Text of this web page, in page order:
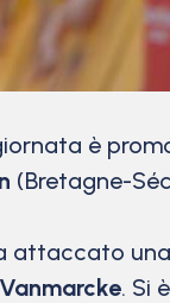
è
(Bretagne-
attaccato
Vanmarcke. Si